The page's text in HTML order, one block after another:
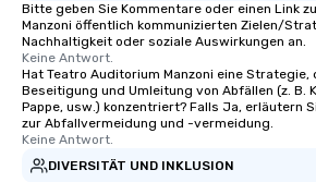
Bitte geben Sie Kommentare oder einen Link
Manzoni öffentlich kommunizierten Zielen/
Nachhaltigkeit oder soziale Auswirkungen an.
Keine Antwort.
Hat Teatro Auditorium Manzoni eine Strategie,
Beseitigung und Umleitung von Abfällen (z. B.
Pappe, usw.) konzentriert? Falls Ja, erläutern
zur Abfallvermeidung und -vermeidung.
Keine Antwort.
DIVERSITÄT UND INKLUSION